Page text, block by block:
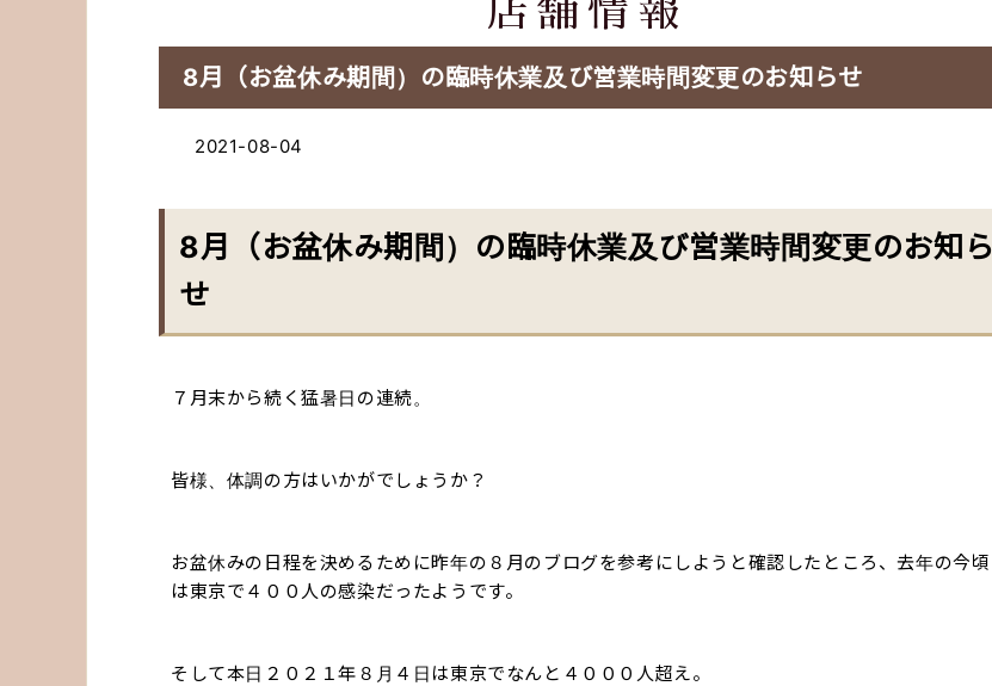
店舗情報
8月（お盆休み期間）の臨時休業及び営業時間変更のお知らせ
2021-08-04
8月（お盆休み期間）の臨時休業及び営業時間変更のお知ら
せ
７月末から続く猛暑日の連続。
皆様、体調の方はいかがでしょうか？
お盆休みの日程を決めるために昨年の８月のブログを参考にしようと確認したところ、去年の今頃
は東京で４００人の感染だったようです。
そして本日２０２１年８月４日は東京でなんと４０００人超え。